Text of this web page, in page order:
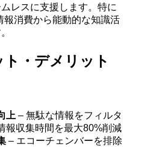
レスに支援します。特に
報消費から能動的な知識活
・デメリット
上 – 無駄な情報をフィルタ
報収集時間を最大80%削減
– エコーチェンバーを排除